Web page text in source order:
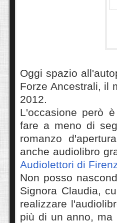
Oggi spazio
Forze Ancestrali, il
2012.
L'occasione però
fare a meno di
romanzo
anche audiolibro
Audiolettori di
Non posso
Signora Claudia,
realizzare
più di un anno,